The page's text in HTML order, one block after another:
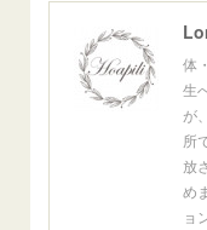
体
生
が
所
放
め
ョ